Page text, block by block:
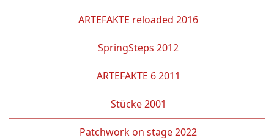
ARTEFAKTE reloaded 2016
SpringSteps 2012
ARTEFAKTE 6 2011
Stücke 2001
Patchwork on stage 2022